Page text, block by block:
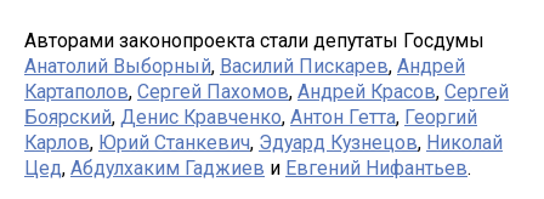
Авторами законопроекта стали депутаты Госдумы
Анатолий Выборный, Василий Пискарев, Андрей
Картаполов, Сергей Пахомов, Андрей Красов, Сергей
Боярский, Денис Кравченко, Антон Гетта, Георгий
Карлов, Юрий Станкевич, Эдуард Кузнецов, Николай
Цед, Абдулхаким Гаджиев и Евгений Нифантьев.